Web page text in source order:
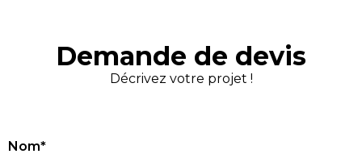
Demande de devis
Décrivez votre projet !
Nom*